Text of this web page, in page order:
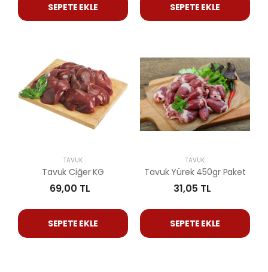
SEPETE EKLE SEPETE EKLE
TAVUK
Tavuk Ciğer KG
69,00 TL
SEPETE EKLE
TAVUK
Tavuk Yürek 450gr Paket
31,05 TL
SEPETE EKLE